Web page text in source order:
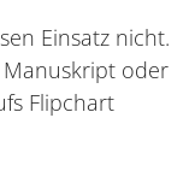
Einsatz nicht.
oder
Flipchart